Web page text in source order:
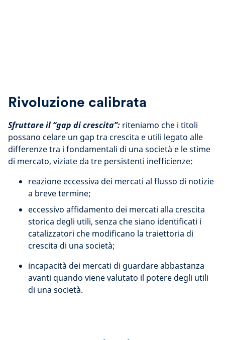
Rivoluzione calibrata
Sfruttare il “gap di crescita”: riteniamo che i titoli
possano celare un gap tra crescita e utili legato alle
differenze tra i fondamentali di una società e le stime
di mercato, viziate da tre persistenti inefficienze:
reazione eccessiva dei mercati al flusso di notizie
a breve termine;
eccessivo affidamento dei mercati alla crescita
storica degli utili, senza che siano identificati i
catalizzatori che modificano la traiettoria di
crescita di una società;
incapacità dei mercati di guardare abbastanza
avanti quando viene valutato il potere degli utili
di una società.